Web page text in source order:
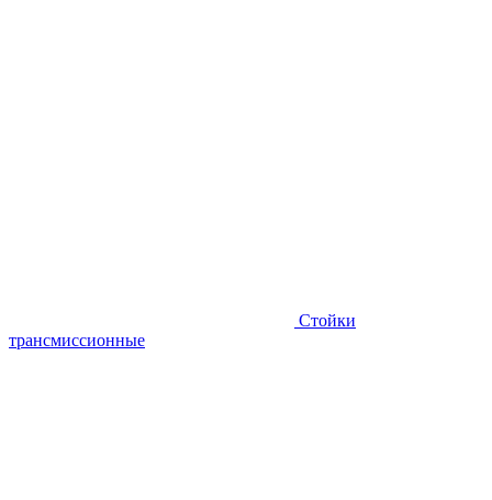
Стойки
трансмиссионные